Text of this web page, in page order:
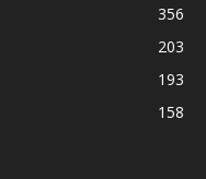
356
203
193
158